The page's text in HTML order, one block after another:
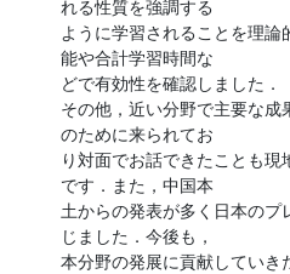
れる性質を強調する
ように学習されることを理
能や合計学習時間な
どで有効性を確認しました．
その他，近い分野で主要な成
のために来られてお
り対面でお話できたことも
です．また，中国本
土からの発表が多く日本の
じました．今後も，
本分野の発展に貢献していき